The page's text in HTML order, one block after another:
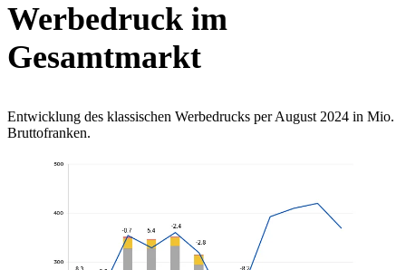
Werbedruck im
Gesamtmarkt
Entwicklung des klassischen Werbedrucks per August 2024 in Mio.
Bruttofranken.